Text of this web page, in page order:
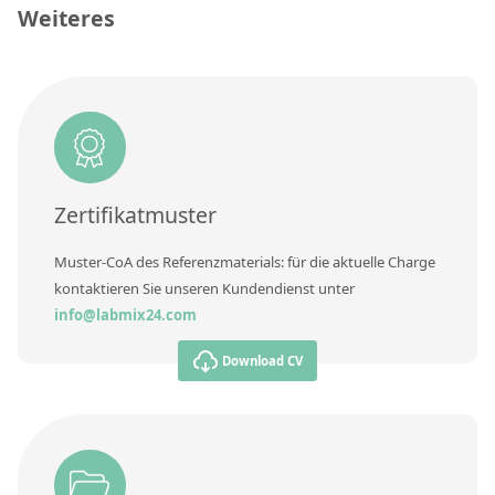
Konzentration
Methode
Weiteres
Zertifikatmuster
Muster-CoA des Referenzmaterials: für die aktuelle Charge
kontaktieren Sie unseren Kundendienst unter
info@labmix24.com
Download CV